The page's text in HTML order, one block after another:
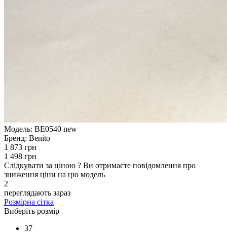
Модель: BE0540 new
Бренд: Benito
1 873 грн
1 498 грн
Слідкувати за ціною ? Ви отримаєте повідомлення про
зниження ціни на цю модель
2
переглядають зараз
Розмірна сітка
Виберіть розмір
37